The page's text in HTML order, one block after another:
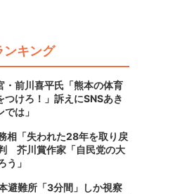
ンキング
・前川喜平氏「熊本の体育
つけろ！」訴えにSNSあき
は」
相「失われた28年を取り戻
芥川賞作家「自民党の大
う」
避難所「3分間」しか視察